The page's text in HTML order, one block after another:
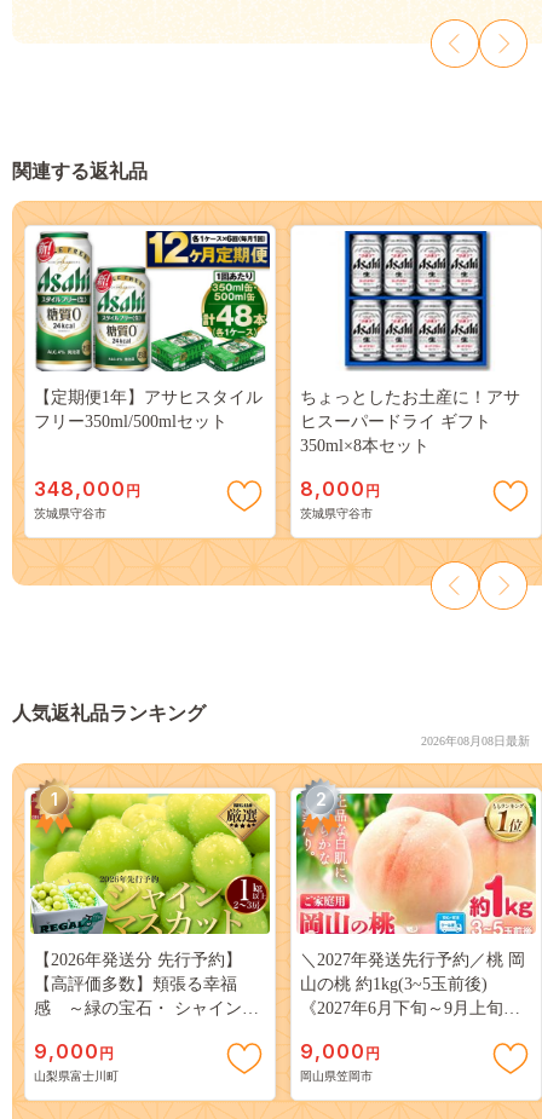
関連する返礼品
【定期便1年】アサヒスタイル
フリー350ml/500mlセット
348,000 円
茨城県守谷市
ちょっとしたお土産に！アサ
ヒスーパードライ ギフト
350ml×8本セット
8,000 円
茨城県守谷市
人気返礼品ランキング
2026年08月08日最新
1
【2026年発送分 先行予約】
【高評価多数】頬張る幸福
感 ～緑の宝石・ シャインマ
３房） フルーツ 山梨県産 果
物 くだもの シャイン マスカ
ット ぶどう ブドウ 葡萄 大粒
9,000 円
山梨県富士川町
2
＼2027年発送先行予約／桃 岡
山の桃 約1kg(3~5玉前後)
《2027年6月下旬～9月上旬頃
岡山 はくとう スイーツ フル
ーツ 果物 デザート 旬 モモ も
も 先行予約 送料無料 果物 岡
9,000 円
岡山県笠岡市